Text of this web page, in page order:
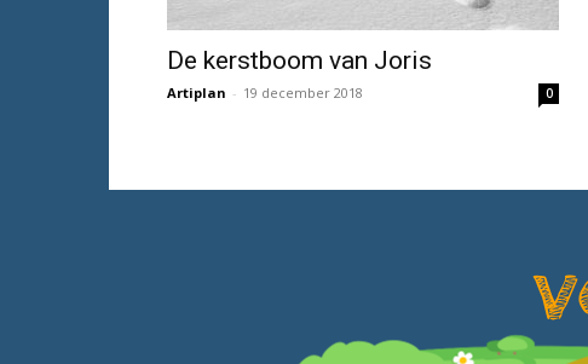
De kerstboom van Joris
Artiplan - 19 december 2018 0